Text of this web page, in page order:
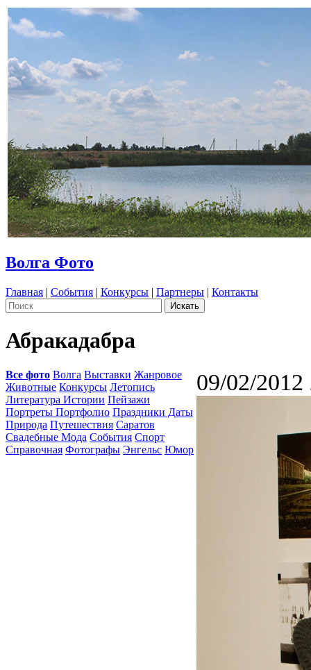
Волга Фото
Главная | События | Конкурсы | Партнеры | Контакты
Абракадабра
Все фото Волга Выставки Жанровое
Животные Конкурсы Летопись
Литература Истории Пейзажи
Портреты Портфолио Праздники Даты
Природа Путешествия Саратов
Свадебные Мода События Спорт
Справочная Фотографы Энгельс Юмор
09/02/2012